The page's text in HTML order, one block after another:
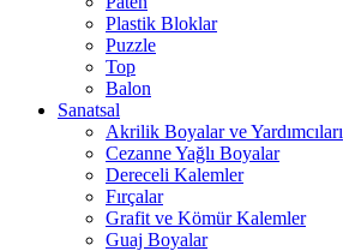
Plastik Bloklar
Puzzle
Top
Balon
Sanatsal
Akrilik Boyalar ve Yardımcıları
Cezanne Yağlı Boyalar
Dereceli Kalemler
Fırçalar
Grafit ve Kömür Kalemler
Guaj Boyalar